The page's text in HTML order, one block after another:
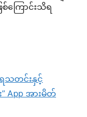
ြောင်းသိရ
ရသတင်းနှင့်
App အားမိတ်